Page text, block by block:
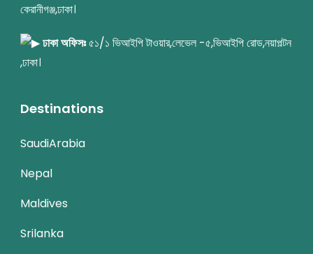
কেরানীগঞ্জ,ঢাকা।
ঢাকা অফিসঃ৫১/১ ভিআইপি টাওয়ার,লেভেল -৫,ভিআইপি রোড,নয়াপল্টন
,ঢাকা।
Destinations
SaudiArabia
Nepal
Maldives
Srilanka